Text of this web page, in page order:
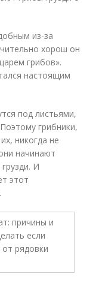
из-за
хорош он
грибов».
настоящим
под листьями,
грибники,
никогда не
начинают
И
этот